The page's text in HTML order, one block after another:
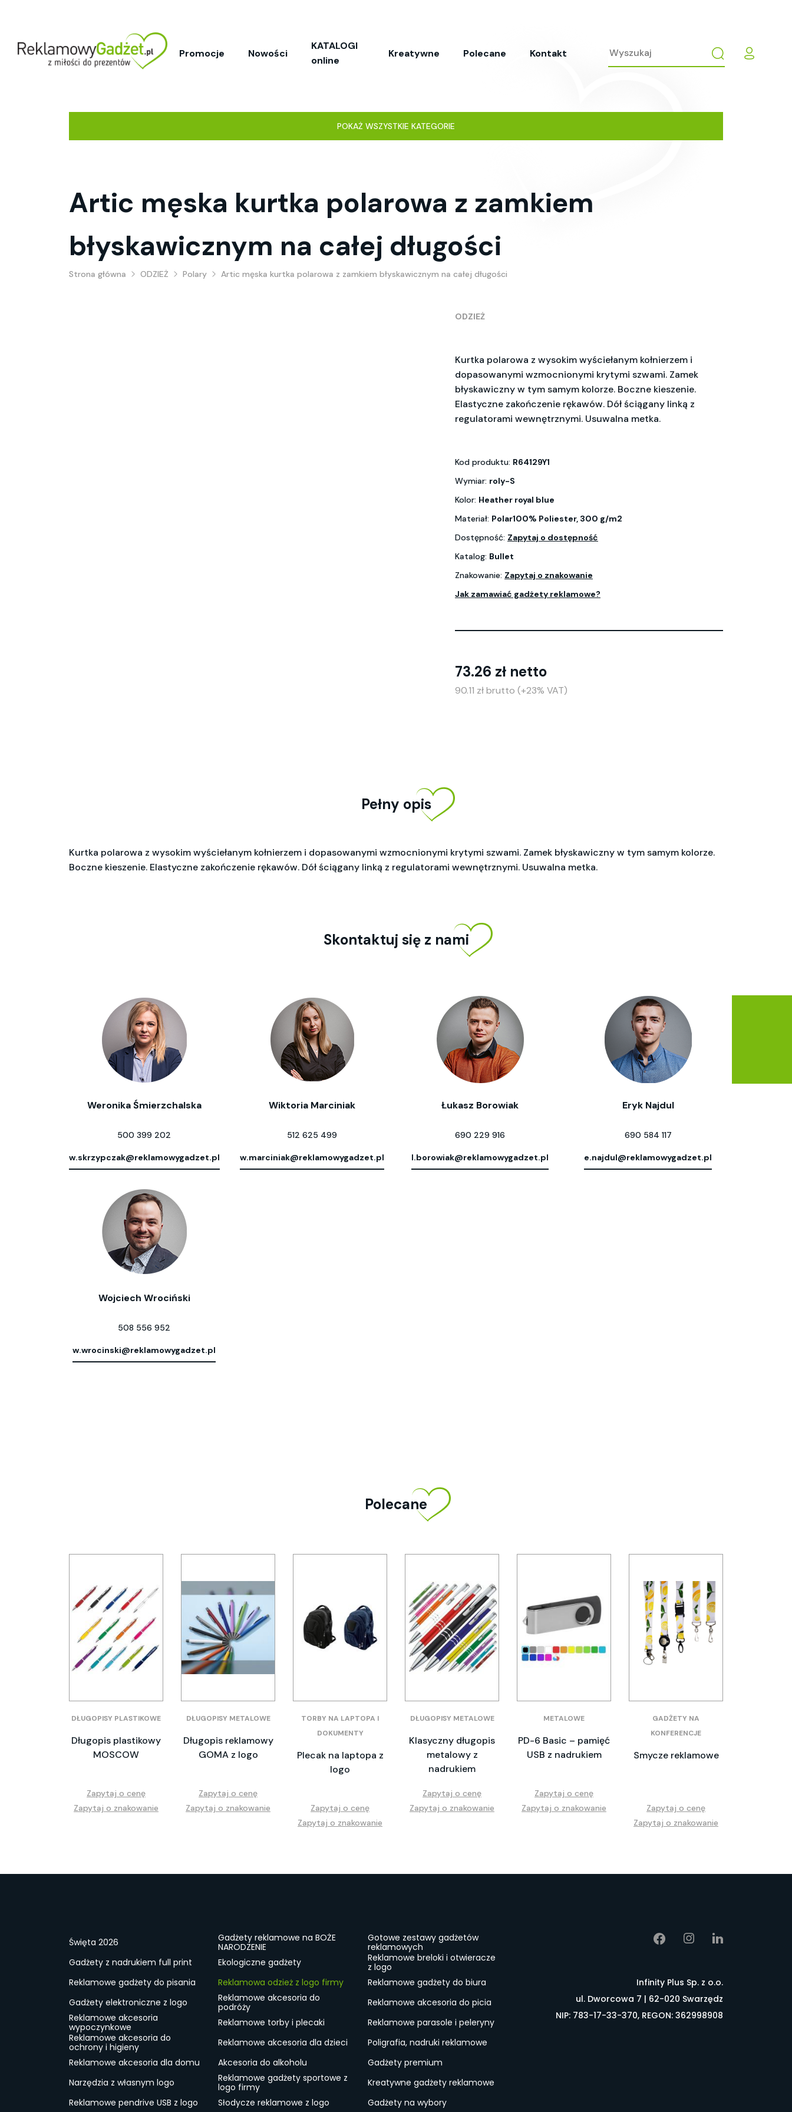
Promocje Nowości
KATALOGI
online
Kreatywne Polecane Kontakt
POKAŻ WSZYSTKIE KATEGORIE
Artic męska kurtka polarowa z zamkiem
błyskawicznym na całej długości
Strona główna ODZIEŻ Polary Artic męska kurtka polarowa z zamkiem błyskawicznym na całej długości
ODZIEŻ
Kurtka polarowa z wysokim wyściełanym kołnierzem i
dopasowanymi wzmocnionymi krytymi szwami. Zamek
błyskawiczny w tym samym kolorze. Boczne kieszenie.
Elastyczne zakończenie rękawów. Dół ściągany linką z
regulatorami wewnętrznymi. Usuwalna metka.
Kod produktu: R64129Y1
Wymiar: roly-S
Kolor: Heather royal blue
Materiał: Polar100% Poliester, 300 g/m2
Dostępność: Zapytaj o dostępność
Katalog: Bullet
Znakowanie: Zapytaj o znakowanie
Jak zamawiać gadżety reklamowe?
73.26 zł netto
90.11 zł brutto (+23% VAT)
Pełny opis
Kurtka polarowa z wysokim wyściełanym kołnierzem i dopasowanymi wzmocnionymi krytymi szwami. Zamek błyskawiczny w tym samym kolorze.
Boczne kieszenie. Elastyczne zakończenie rękawów. Dół ściągany linką z regulatorami wewnętrznymi. Usuwalna metka.
Skontaktuj się z nami
Weronika Śmierzchalska
500 399 202
w.skrzypczak@reklamowygadzet.pl
Wiktoria Marciniak
512 625 499
w.marciniak@reklamowygadzet.pl
Łukasz Borowiak
690 229 916
l.borowiak@reklamowygadzet.pl
Eryk Najdul
690 584 117
e.najdul@reklamowygadzet.pl
Wojciech Wrociński
508 556 952
w.wrocinski@reklamowygadzet.pl
Polecane
DŁUGOPISY PLASTIKOWE
Długopis plastikowy
MOSCOW
Zapytaj o cenę
Zapytaj o znakowanie
DŁUGOPISY METALOWE
Długopis reklamowy
GOMA z logo
Zapytaj o cenę
Zapytaj o znakowanie
TORBY NA LAPTOPA I
DOKUMENTY
Plecak na laptopa z
logo
Zapytaj o cenę
Zapytaj o znakowanie
DŁUGOPISY METALOWE
Klasyczny długopis
metalowy z
nadrukiem
Zapytaj o cenę
Zapytaj o znakowanie
METALOWE
PD-6 Basic – pamięć
USB z nadrukiem
Zapytaj o cenę
Zapytaj o znakowanie
GADŻETY NA
KONFERENCJE
Smycze reklamowe
Zapytaj o cenę
Zapytaj o znakowanie
Święta 2026
Gadżety reklamowe na BOŻE
NARODZENIE
Gotowe zestawy gadżetów
reklamowych
Gadżety z nadrukiem full print
Ekologiczne gadżety
Reklamowe breloki i otwieracze
z logo
Reklamowe gadżety do pisania
Reklamowa odzież z logo firmy
Reklamowe gadżety do biura
Gadżety elektroniczne z logo
Reklamowe akcesoria do
podróży
Reklamowe akcesoria do picia
Reklamowe akcesoria
wypoczynkowe
Reklamowe torby i plecaki
Reklamowe parasole i peleryny
Reklamowe akcesoria do
ochrony i higieny
Reklamowe akcesoria dla dzieci
Poligrafia, nadruki reklamowe
Reklamowe akcesoria dla domu
Akcesoria do alkoholu
Gadżety premium
Narzędzia z własnym logo
Reklamowe gadżety sportowe z
logo firmy
Kreatywne gadżety reklamowe
Reklamowe pendrive USB z logo
Słodycze reklamowe z logo Gadżety na wybory
Infinity Plus Sp. z o.o.
ul. Dworcowa 7 | 62-020 Swarzędz
NIP: 783-17-33-370, REGON: 362998908